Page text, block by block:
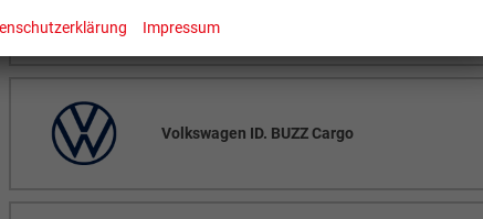
Volkswagen ID. BUZZ Cargo
Impressum